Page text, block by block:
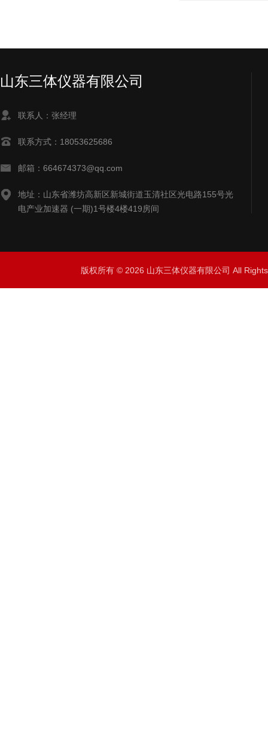
山东三体仪器有限公司
联系人：张经理
联系方式：18053625686
邮箱：664674373@qq.com
地址：山东省潍坊高新区新城街道玉清社区光电路155号光
电产业加速器 (一期)1号楼4楼419房间
版权所有 © 2026 山东三体仪器有限公司 All